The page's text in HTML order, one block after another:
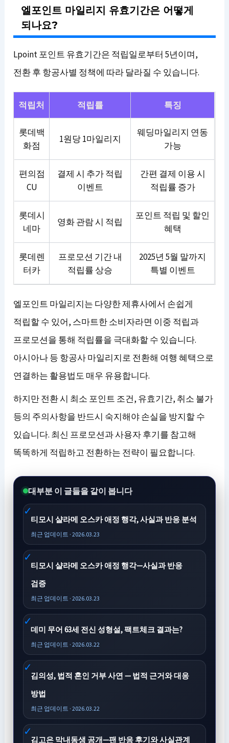
엘포인트 마일리지 유효기간은 어떻게
되나요?
Lpoint 포인트 유효기간은 적립일로부터 5년이며,
전환 후 항공사별 정책에 따라 달라질 수 있습니다.
적립처 적립률 특징
롯데백
화점
1원당 1마일리지
웨딩마일리지 연동
가능
편의점
CU
결제 시 추가 적립
이벤트
간편 결제 이용 시
적립률 증가
롯데시
네마
영화 관람 시 적립
포인트 적립 및 할인
혜택
롯데렌
터카
프로모션 기간 내
적립률 상승
2025년 5월 말까지
특별 이벤트
엘포인트 마일리지는 다양한 제휴사에서 손쉽게
적립할 수 있어, 스마트한 소비자라면 이중 적립과
프로모션을 통해 적립률을 극대화할 수 있습니다.
아시아나 등 항공사 마일리지로 전환해 여행 혜택으로
연결하는 활용법도 매우 유용합니다.
하지만 전환 시 최소 포인트 조건, 유효기간, 취소 불가
등의 주의사항을 반드시 숙지해야 손실을 방지할 수
있습니다. 최신 프로모션과 사용자 후기를 참고해
똑똑하게 적립하고 전환하는 전략이 필요합니다.
대부분 이 글들을 같이 봅니다
티모시 샬라메 오스카 애정 행각, 사실과 반응 분석
최근 업데이트 · 2026.03.23
티모시 샬라메 오스카 애정 행각—사실과 반응
검증
최근 업데이트 · 2026.03.23
데미 무어 63세 전신 성형설, 팩트체크 결과는?
최근 업데이트 · 2026.03.22
김의성, 법적 혼인 거부 사연 — 법적 근거와 대응
방법
최근 업데이트 · 2026.03.22
김고은 막내동생 공개—팬 반응 후기와 사실관계